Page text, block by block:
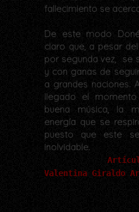
fallecimiento se
De este modo
claro que, a pesar
por segunda vez, se
y con ganas de
a grandes naciones.
llegado el
buena música, la
energía que se
puesto que este
inolvidable.
Valentina Giraldo